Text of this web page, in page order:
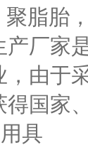
脂胎
家是
，由于
得国家
具